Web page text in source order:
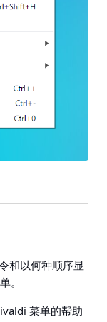
和以何种顺序显
。
菜单的帮助